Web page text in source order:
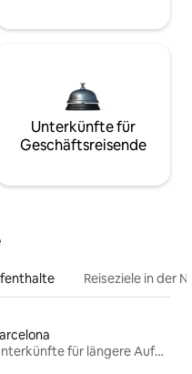
Unterkünfte für
Geschäftsreisende
Reiseziele in der
Unterkünfte für längere Aufenthalte